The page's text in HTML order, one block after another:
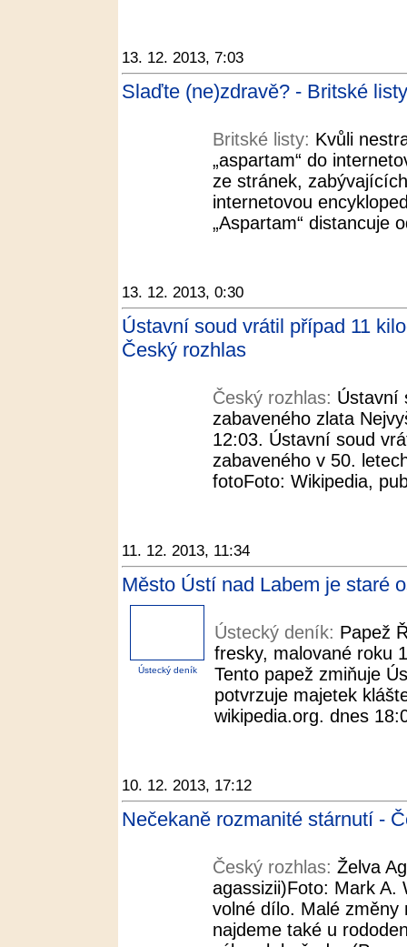
13. 12. 2013, 7:03
Slaďte (ne)zdravě? - Britské listy
Britské listy: Kvůli
„aspartam“ do
ze stránek,
internetovou
„Aspartam“ distancuje
13. 12. 2013, 0:30
Ústavní soud vrátil případ 11
Český rozhlas
Český rozhlas: Ústavní
zabaveného zlata
12:03. Ústavní soud
zabaveného v 50.
fotoFoto: Wikipedia,
11. 12. 2013, 11:34
Město Ústí nad Labem je staré
Ústecký deník
Ústecký deník: Papež
fresky, malované roku
Tento papež zmiňuje
potvrzuje majetek
wikipedia.org. dnes
10. 12. 2013, 17:12
Nečekaně rozmanité stárnutí -
Český rozhlas: Želva
agassizii)Foto: Mark A.
volné dílo. Malé změny
najdeme také u